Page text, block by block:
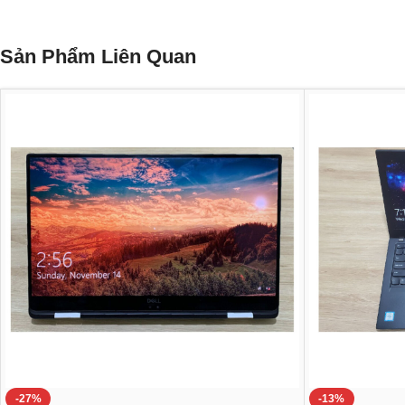
Sản Phẩm Liên Quan
-27% -13%